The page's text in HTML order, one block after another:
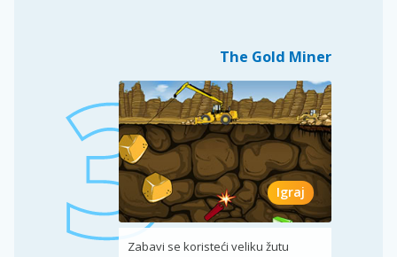
The Gold Miner
Igraj
Zabavi se koristeći veliku žutu